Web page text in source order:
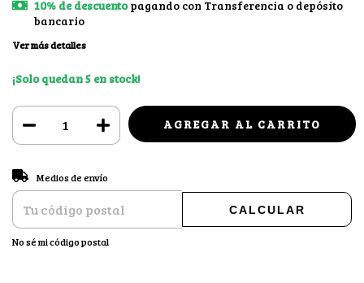
10% de descuentopagando con Transferencia o depósito
bancario
Ver más detalles
¡Solo quedan5 en stock!
Entregas para el CP:
Medios de envío
CALCULAR
No sé mi código postal